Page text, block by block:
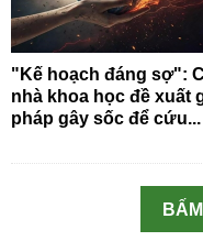
"Kế hoạch đáng sợ":
nhà khoa học đề xuất
pháp gây sốc để cứu...